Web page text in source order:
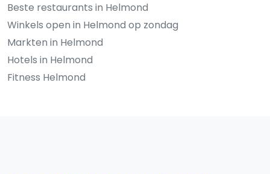
Beste restaurants in Helmond
Winkels open in Helmond op zondag
Markten in Helmond
Hotels in Helmond
Fitness Helmond